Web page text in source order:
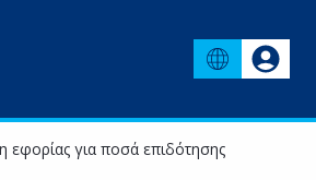
εφορίας για ποσά επιδότησης